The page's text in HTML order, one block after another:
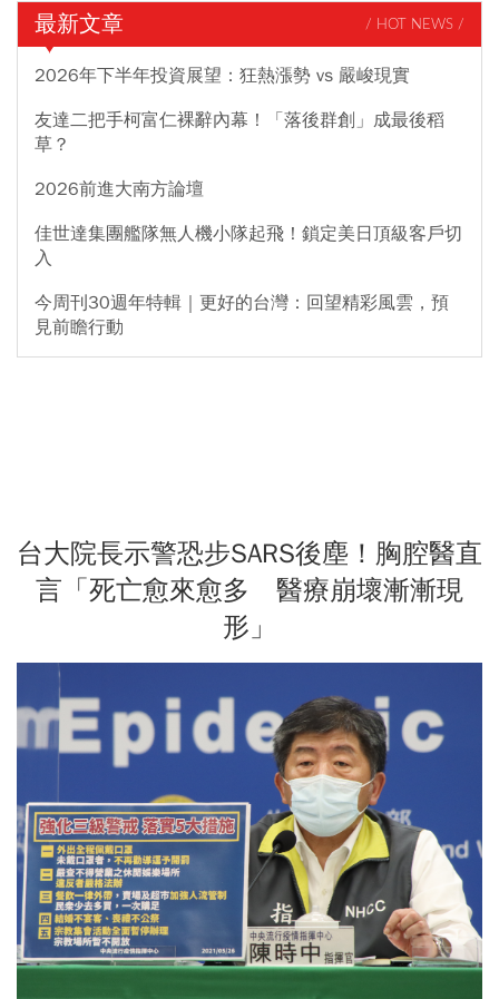
最新文章 / HOT NEWS /
2026年下半年投資展望：狂熱漲勢 vs 嚴峻現實
友達二把手柯富仁裸辭內幕！「落後群創」成最後稻
草？
2026前進大南方論壇
佳世達集團艦隊無人機小隊起飛！鎖定美日頂級客戶切
入
今周刊30週年特輯｜更好的台灣：回望精彩風雲，預
見前瞻行動
台大院長示警恐步SARS後塵！胸腔醫直
言「死亡愈來愈多 醫療崩壞漸漸現
形」